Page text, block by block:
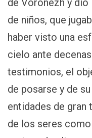
de Vorónezh y dio
de niños, que
haber visto una
cielo ante
testimonios, el
de posarse y de
entidades de gran
de los seres